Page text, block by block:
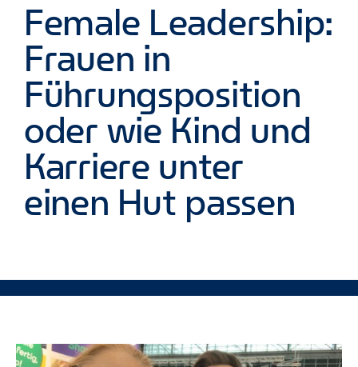
Female Leadership:
Frauen in
Führungsposition
oder wie Kind und
Karriere unter
einen Hut passen